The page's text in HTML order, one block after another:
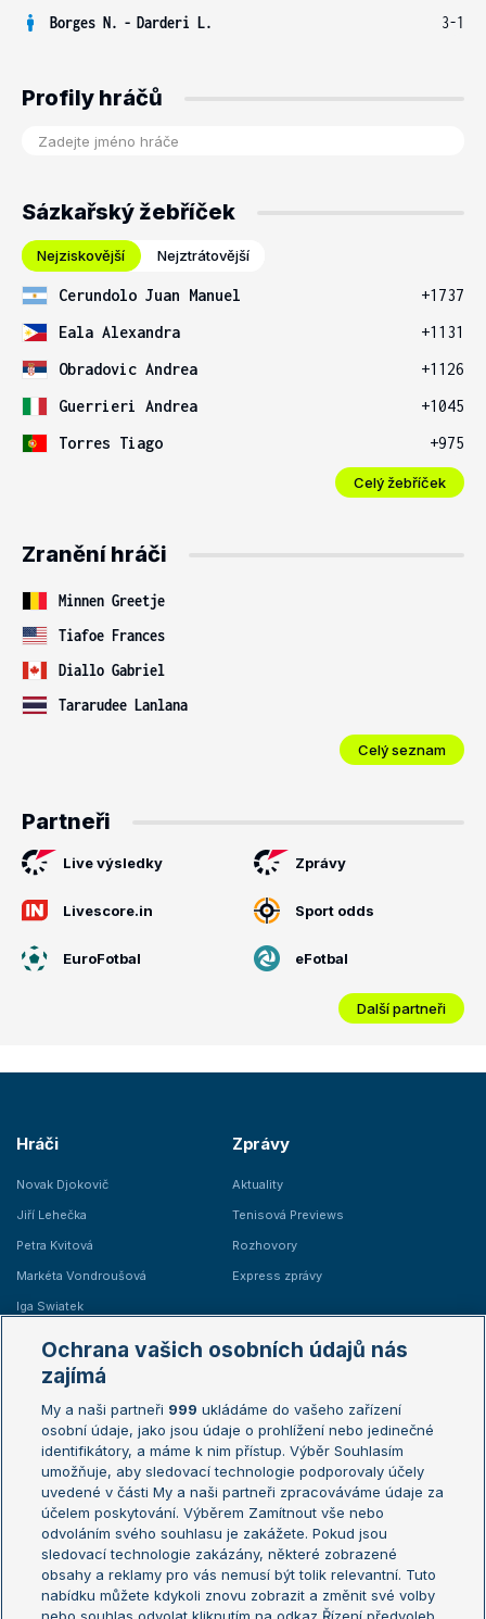
Borges N. - Darderi L. 3-1
Profily hráčů
Sázkařský žebříček
Nejziskovější Nejztrátovější
Cerundolo Juan Manuel
+1737
Eala Alexandra
+1131
Obradovic Andrea
+1126
Guerrieri Andrea
+1045
Torres Tiago
+975
Celý žebříček
Zranění hráči
Minnen Greetje
Tiafoe Frances
Diallo Gabriel
Tararudee Lanlana
Celý seznam
Partneři
Live výsledky Zprávy
Livescore.in Sport odds
EuroFotbal eFotbal
Další partneři
Hráči
Novak Djokovič
Jiří Lehečka
Petra Kvitová
Markéta Vondroušová
Iga Swiatek
Zprávy
Aktuality
Tenisová Previews
Rozhovory
Express zprávy
Žebříčky
Žebříček ATP (muži)
Žebříček WTA (ženy)
Sázkařský žebříček
Australian Open
French Open
Wimbledon
US Open
Turnaj mistrů
Turnaj mistryň
Aktualní trendy
Ochrana vašich osobních údajů nás
zajímá
My a naši partneři 999 ukládáme do vašeho zařízení
osobní údaje, jako jsou údaje o prohlížení nebo jedinečné
identifikátory, a máme k nim přístup. Výběr Souhlasím
umožňuje, aby sledovací technologie podporovaly účely
uvedené v části My a naši partneři zpracováváme údaje za
účelem poskytování. Výběrem Zamítnout vše nebo
odvoláním svého souhlasu je zakážete. Pokud jsou
sledovací technologie zakázány, některé zobrazené
obsahy a reklamy pro vás nemusí být tolik relevantní. Tuto
nabídku můžete kdykoli znovu zobrazit a změnit své volby